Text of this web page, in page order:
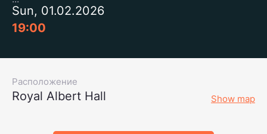
Sun, 01.02.2026
19:00
Расположение
Royal Albert Hall Show map